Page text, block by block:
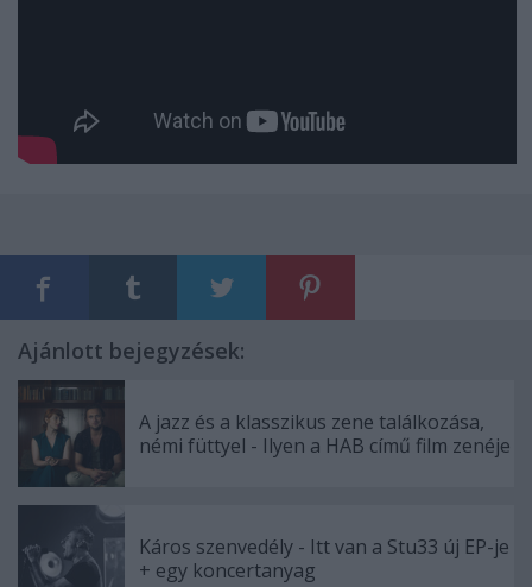
Ajánlott bejegyzések:
A jazz és a klasszikus zene találkozása,
némi füttyel - Ilyen a HAB című film zenéje
Káros szenvedély - Itt van a Stu33 új EP-je
+ egy koncertanyag